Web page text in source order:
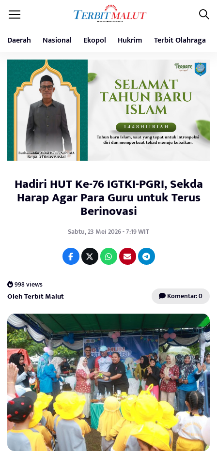
Daerah Nasional Ekopol Hukrim Terbit Olahraga
Hadiri HUT Ke-76 IGTKI-PGRI, Sekda
Harap Agar Para Guru untuk Terus
Berinovasi
Sabtu, 23 Mei 2026 - 7:19 WIT
998 views
Oleh Terbit Malut Komentar: 0